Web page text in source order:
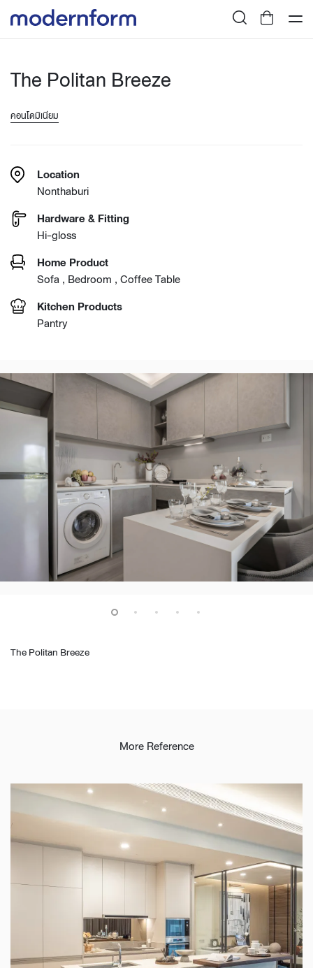
The Politan Breeze
คอนโดมิเนียม
Location
Nonthaburi
Hardware & Fitting
Hi-gloss
Home Product
Sofa , Bedroom , Coffee Table
Kitchen Products
Pantry
The Politan Breeze
More Reference